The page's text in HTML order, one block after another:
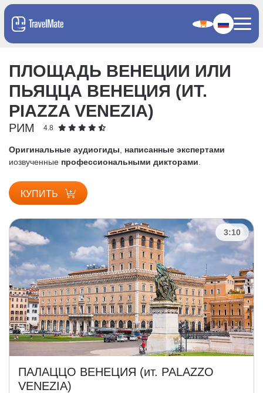
ПЛОЩАДЬ ВЕНЕЦИИ ИЛИ
ПЬЯЦЦА ВЕНЕЦИЯ (ИТ.
PIAZZA VENEZIA)
РИМ 4.8
Оригинальные аудиогиды
написанные экспертами
иозвученные профессиональными дикторами
КУПИТЬ
3:10
ПАЛАЦЦО ВЕНЕЦИЯ (ит. PALAZZO
VENEZIA)